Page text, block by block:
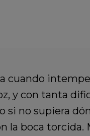
cuando
y con tanta
no supiera
la boca torcida.